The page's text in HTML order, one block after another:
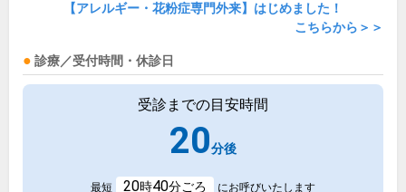
【アレルギー・花粉症専門外来】はじめました！
こちらから＞＞
診療／受付時間・休診日
受診までの目安時間
20分後
最短 20時40分ごろ にお呼びいたします